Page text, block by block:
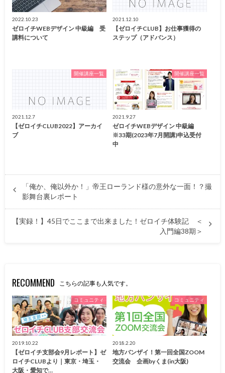
2022.10.23
ゼロイチWEBデザイン 中級編 受
講料について
2021.12.10
【ゼロイチCLUB】お仕事獲得の
ステップ（アドバンス）
開催講座一覧
2021.12.7
【ゼロイチCLUB2022】アーカイ
ブ
開催講座一覧
2021.9.27
ゼロイチWEBデザイン 中級編
※33期(2023年7月開講)申込受付
中
「俺か、俺以外か！」帝王ローランド様の意外な一面！？撮
影舞台裏レポート
【実録！】45日でここまで出来ました！ゼロイチ体験記 ＜
入門編38期＞
RECOMMEND こちらの記事も人気です。
コミュニティ
2019.10.22
【ゼロイチ支部会9月レポート】ゼ
ロイチCLUBより｜東京・埼玉・
大阪・愛知で…
コミュニティ
2018.2.20
地方バンザイ！第一回全国ZOOM
交流会 企画byくま(in大阪)